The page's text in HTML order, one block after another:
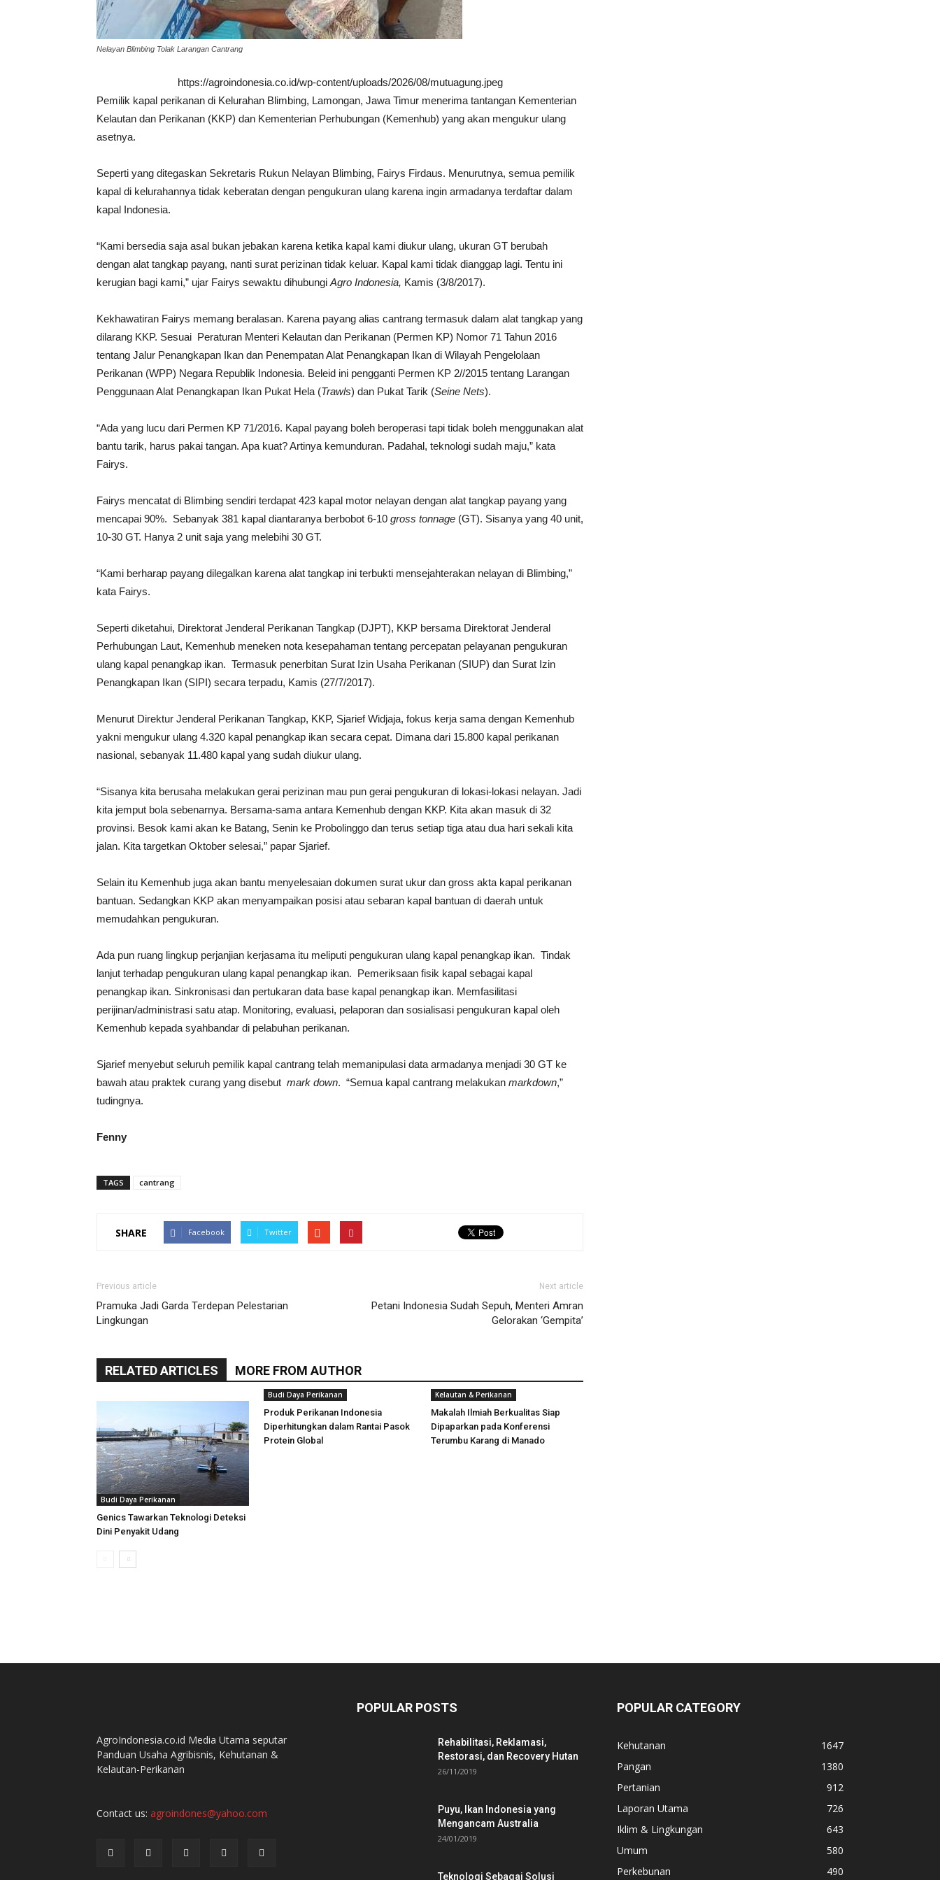
Nelayan Blimbing Tolak Larangan Cantrang
https://agroindonesia.co.id/wp-content/uploads/2026/08/mutuagung.jpeg
Pemilik kapal perikanan di Kelurahan Blimbing, Lamongan, Jawa Timur menerima tantangan Kementerian
Kelautan dan Perikanan (KKP) dan Kementerian Perhubungan (Kemenhub) yang akan mengukur ulang
asetnya.
Seperti yang ditegaskan Sekretaris Rukun Nelayan Blimbing, Fairys Firdaus. Menurutnya, semua pemilik
kapal di kelurahannya tidak keberatan dengan pengukuran ulang karena ingin armadanya terdaftar dalam
kapal Indonesia.
“Kami bersedia saja asal bukan jebakan karena ketika kapal kami diukur ulang, ukuran GT berubah
dengan alat tangkap payang, nanti surat perizinan tidak keluar. Kapal kami tidak dianggap lagi. Tentu ini
kerugian bagi kami,” ujar Fairys sewaktu dihubungi Agro Indonesia, Kamis (3/8/2017).
Kekhawatiran Fairys memang beralasan. Karena payang alias cantrang termasuk dalam alat tangkap yang
dilarang KKP. Sesuai Peraturan Menteri Kelautan dan Perikanan (Permen KP) Nomor 71 Tahun 2016
tentang Jalur Penangkapan Ikan dan Penempatan Alat Penangkapan Ikan di Wilayah Pengelolaan
Perikanan (WPP) Negara Republik Indonesia. Beleid ini pengganti Permen KP 2//2015 tentang Larangan
Penggunaan Alat Penangkapan Ikan Pukat Hela (Trawls) dan Pukat Tarik (Seine Nets).
“Ada yang lucu dari Permen KP 71/2016. Kapal payang boleh beroperasi tapi tidak boleh menggunakan alat
bantu tarik, harus pakai tangan. Apa kuat? Artinya kemunduran. Padahal, teknologi sudah maju,” kata
Fairys.
Fairys mencatat di Blimbing sendiri terdapat 423 kapal motor nelayan dengan alat tangkap payang yang
mencapai 90%. Sebanyak 381 kapal diantaranya berbobot 6-10 gross tonnage (GT). Sisanya yang 40 unit,
10-30 GT. Hanya 2 unit saja yang melebihi 30 GT.
“Kami berharap payang dilegalkan karena alat tangkap ini terbukti mensejahterakan nelayan di Blimbing,”
kata Fairys.
Seperti diketahui, Direktorat Jenderal Perikanan Tangkap (DJPT), KKP bersama Direktorat Jenderal
Perhubungan Laut, Kemenhub meneken nota kesepahaman tentang percepatan pelayanan pengukuran
ulang kapal penangkap ikan. Termasuk penerbitan Surat Izin Usaha Perikanan (SIUP) dan Surat Izin
Penangkapan Ikan (SIPI) secara terpadu, Kamis (27/7/2017).
Menurut Direktur Jenderal Perikanan Tangkap, KKP, Sjarief Widjaja, fokus kerja sama dengan Kemenhub
yakni mengukur ulang 4.320 kapal penangkap ikan secara cepat. Dimana dari 15.800 kapal perikanan
nasional, sebanyak 11.480 kapal yang sudah diukur ulang.
“Sisanya kita berusaha melakukan gerai perizinan mau pun gerai pengukuran di lokasi-lokasi nelayan. Jadi
kita jemput bola sebenarnya. Bersama-sama antara Kemenhub dengan KKP. Kita akan masuk di 32
provinsi. Besok kami akan ke Batang, Senin ke Probolinggo dan terus setiap tiga atau dua hari sekali kita
jalan. Kita targetkan Oktober selesai,” papar Sjarief.
Selain itu Kemenhub juga akan bantu menyelesaian dokumen surat ukur dan gross akta kapal perikanan
bantuan. Sedangkan KKP akan menyampaikan posisi atau sebaran kapal bantuan di daerah untuk
memudahkan pengukuran.
Ada pun ruang lingkup perjanjian kerjasama itu meliputi pengukuran ulang kapal penangkap ikan. Tindak
lanjut terhadap pengukuran ulang kapal penangkap ikan. Pemeriksaan fisik kapal sebagai kapal
penangkap ikan. Sinkronisasi dan pertukaran data base kapal penangkap ikan. Memfasilitasi
perijinan/administrasi satu atap. Monitoring, evaluasi, pelaporan dan sosialisasi pengukuran kapal oleh
Kemenhub kepada syahbandar di pelabuhan perikanan.
Sjarief menyebut seluruh pemilik kapal cantrang telah memanipulasi data armadanya menjadi 30 GT ke
bawah atau praktek curang yang disebut mark down. “Semua kapal cantrang melakukan markdown,”
tudingnya.
Fenny
TAGS cantrang
SHARE Facebook Twitter
Previous article
Pramuka Jadi Garda Terdepan Pelestarian
Lingkungan
Next article
Petani Indonesia Sudah Sepuh, Menteri Amran
Gelorakan ‘Gempita’
RELATED ARTICLES MORE FROM AUTHOR
Budi Daya Perikanan
Genics Tawarkan Teknologi Deteksi
Dini Penyakit Udang
Budi Daya Perikanan
Produk Perikanan Indonesia
Diperhitungkan dalam Rantai Pasok
Protein Global
Kelautan & Perikanan
Makalah Ilmiah Berkualitas Siap
Dipaparkan pada Konferensi
Terumbu Karang di Manado
AgroIndonesia.co.id Media Utama seputar
Panduan Usaha Agribisnis, Kehutanan &
Kelautan-Perikanan
Contact us: agroindones@yahoo.com
POPULAR POSTS
Rehabilitasi, Reklamasi,
Restorasi, dan Recovery Hutan
26/11/2019
Puyu, Ikan Indonesia yang
Mengancam Australia
24/01/2019
Teknologi Sebagai Solusi
POPULAR CATEGORY
Kehutanan
1647
Pangan
1380
Pertanian
912
Laporan Utama
726
Iklim & Lingkungan
643
Umum
580
Perkebunan
490